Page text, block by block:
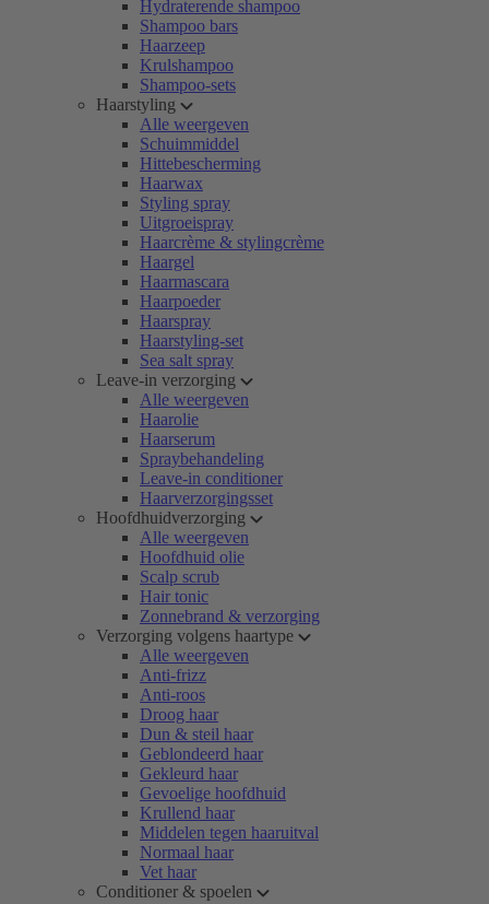
Hydraterende shampoo
Shampoo bars
Haarzeep
Krulshampoo
Shampoo-sets
Haarstyling
Alle weergeven
Schuimmiddel
Hittebescherming
Haarwax
Styling spray
Uitgroeispray
Haarcrème & stylingcrème
Haargel
Haarmascara
Haarpoeder
Haarspray
Haarstyling-set
Sea salt spray
Leave-in verzorging
Alle weergeven
Haarolie
Haarserum
Spraybehandeling
Leave-in conditioner
Haarverzorgingsset
Hoofdhuidverzorging
Alle weergeven
Hoofdhuid olie
Scalp scrub
Hair tonic
Zonnebrand & verzorging
Verzorging volgens haartype
Alle weergeven
Anti-frizz
Anti-roos
Droog haar
Dun & steil haar
Geblondeerd haar
Gekleurd haar
Gevoelige hoofdhuid
Krullend haar
Middelen tegen haaruitval
Normaal haar
Vet haar
Conditioner & spoelen